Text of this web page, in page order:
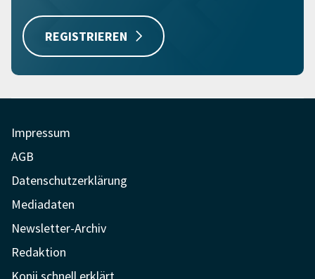
REGISTRIEREN
Impressum
AGB
Datenschutzerklärung
Mediadaten
Newsletter-Archiv
Redaktion